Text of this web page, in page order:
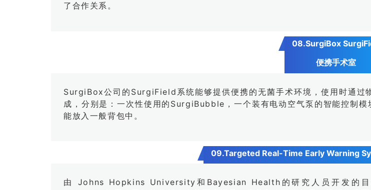
了合作关系。
08.SurgiBox
便携手术室
SurgiBox公司的SurgiField系统能够提供便携的无菌手术环境，使用时通过
成，分别是：一次性使用的SurgiBubble，一个装有电动空气泵的智能控制
能放入一般背包中。
09.Targeted Real-Time Early Warning
由 Johns Hopkins University和Bayesian Health的研究人员开发的